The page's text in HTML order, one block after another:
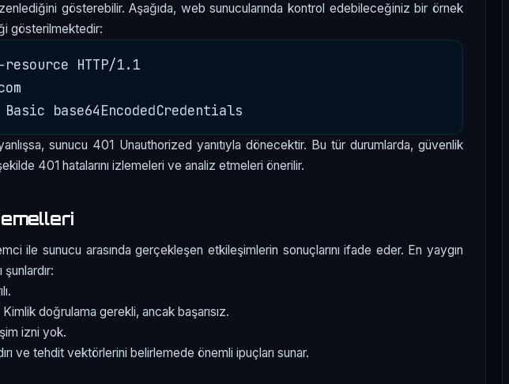
gösterebilir. Aşağıda, web sunucularında kontrol edebileceğiniz bir örnek
gösterilmektedir:
HTTP/1.1
sunucu 401 Unauthorized yanıtıyla dönecektir. Bu tür durumlarda, güvenlik
401 hatalarını izlemeleri ve analiz etmeleri önerilir.
ile sunucu arasında gerçekleşen etkileşimlerin sonuçlarını ifade eder. En yaygın
şunlardır:
Kimlik doğrulama gerekli, ancak başarısız.
izni yok.
ve tehdit vektörlerini belirlemede önemli ipuçları sunar.